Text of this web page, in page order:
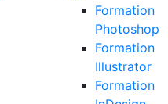
Formation
Photoshop
Formation
Illustrator
Formation